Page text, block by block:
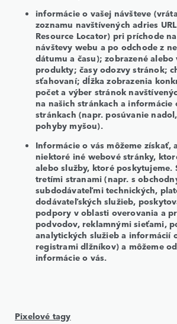
informácie o vašej návšteve
zoznamu navštívených adries
Resource Locator) pri príchode
návštevy webu a po odchode z
dátumu a času); zobrazené
produkty; časy odozvy stránok;
sťahovaní; dĺžka zobrazenia
počet a výber stránok
na našich stránkach a informácie
stránkach (napr. posúvanie
pohyby myšou).
Informácie o vás môžeme získať,
niektoré iné webové stránky,
alebo služby, ktoré poskytujeme.
tretími stranami (napr. s
subdodávateľmi technických,
dodávateľských služieb,
podpory v oblasti overovania a
podvodov, reklamnými sieťami,
analytických služieb a informácií
registrami dlžníkov) a môžeme
informácie o vás.
Pixelové tagy